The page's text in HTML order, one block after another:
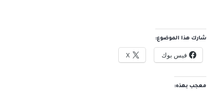
شارك هذا الموضوع:
فيس بوك X
معجب بهذه: